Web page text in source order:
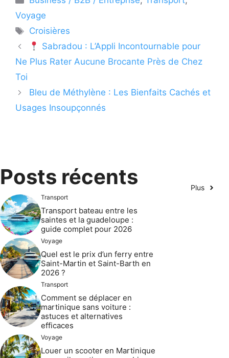
Voyage
Étiquettes
Croisières
Sabradou : L’Appli Incontournable pour
Ne Plus Rater Aucune Brocante Près de Chez
Toi
Bleu de Méthylène : Les Bienfaits Cachés et
Usages Insoupçonnés
Posts récents Plus
Transport
Transport bateau entre les
saintes et la guadeloupe :
guide complet pour 2026
Voyage
Quel est le prix d’un ferry entre
Saint-Martin et Saint-Barth en
2026 ?
Transport
Comment se déplacer en
martinique sans voiture :
astuces et alternatives
efficaces
Voyage
Louer un scooter en Martinique